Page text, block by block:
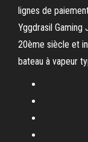
lignes de
Yggdrasil Gaming
20ème siècle et
bateau à vapeur